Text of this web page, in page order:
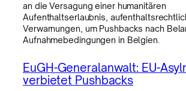
an die Versagung einer humanitären
Aufenthaltserlaubnis,
Verwarnungen, um Pushbacks nach
Aufnahmebedingungen in Belgien.
EuGH-Generalanwalt: EU-
verbietet Pushbacks